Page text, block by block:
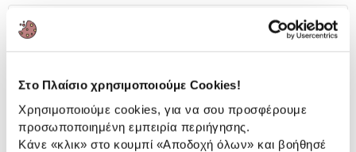
Στο Πλαίσιο χρησιμοποιούμε Cookies!
Χρησιμοποιούμε cookies, για να σου προσφέρουμε
προσωποποιημένη εμπειρία περιήγησης.
Κάνε «κλικ» στο κουμπί «Αποδοχή όλων» και βοήθησέ
Αναλυτική
παρουσίαση
Αναλυτική παρουσίαση
Χαρακτηριστικά
Αξιολογήσεις
Αξιολογήσεις